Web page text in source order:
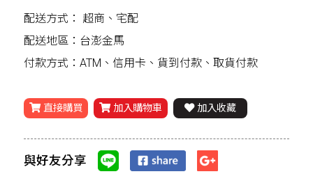
配送方式： 超商、宅配
配送地區：台澎金馬
付款方式：ATM、信用卡、貨到付款、取貨付款
直接購買 加入購物車 加入收藏
與好友分享